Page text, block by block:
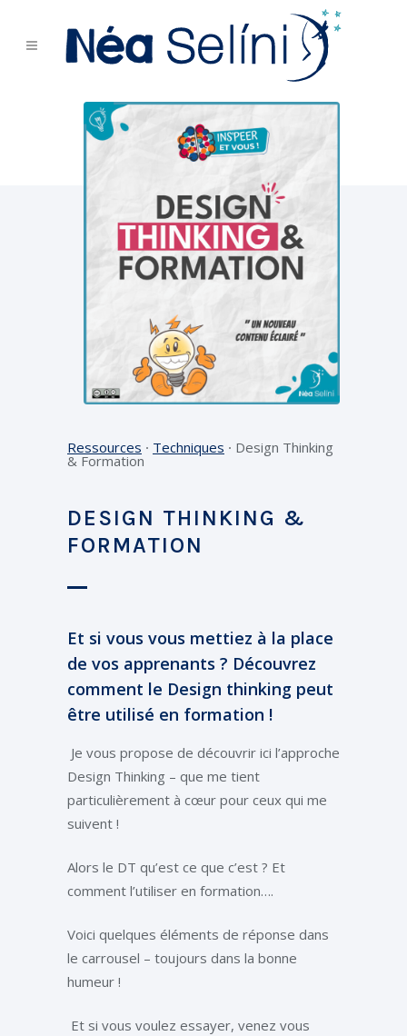
Ressources ⸱ Techniques ⸱ Design Thinking
& Formation
DESIGN THINKING &
FORMATION
Et si vous vous mettiez à la place
de vos apprenants ? Découvrez
comment le Design thinking peut
être utilisé en formation !
Je vous propose de découvrir ici l’approche
Design Thinking – que me tient
particulièrement à cœur pour ceux qui me
suivent !
Alors le DT qu’est ce que c’est ? Et
comment l’utiliser en formation….
Voici quelques éléments de réponse dans
le carrousel – toujours dans la bonne
humeur !
Et si vous voulez essayer, venez vous